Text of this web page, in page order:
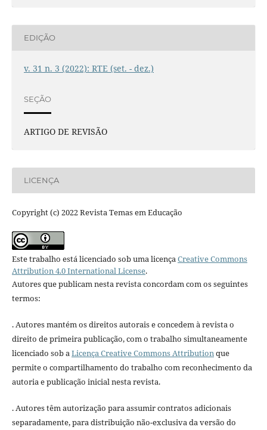
EDIÇÃO
v. 31 n. 3 (2022): RTE (set. - dez.)
SEÇÃO
ARTIGO DE REVISÃO
LICENÇA
Copyright (c) 2022 Revista Temas em Educação
Este trabalho está licenciado sob uma licençaCreative Commons
Attribution 4.0 International License.
Autores que publicam nesta revista concordam com os seguintes
termos:
. Autores mantém os direitos autorais e concedem à revista o
direito de primeira publicação, com o trabalho simultaneamente
licenciado sob aLicença Creative Commons Attributionque
permite o compartilhamento do trabalho com reconhecimento da
autoria e publicação inicial nesta revista.
. Autores têm autorização para assumir contratos adicionais
separadamente, para distribuição não-exclusiva da versão do